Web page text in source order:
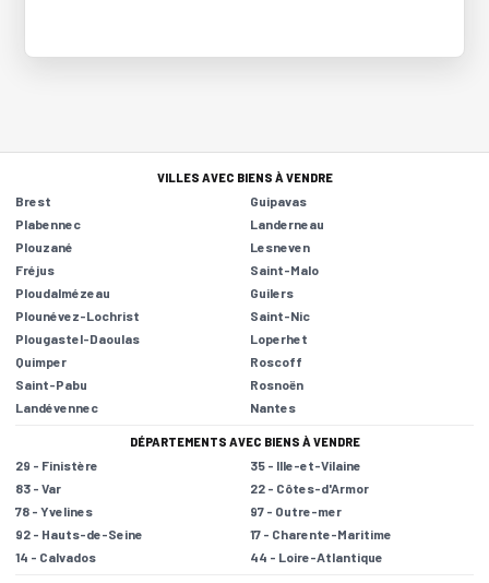
VILLES AVEC BIENS À VENDRE
Brest
Guipavas
Plabennec
Landerneau
Plouzané
Lesneven
Fréjus
Saint-Malo
Ploudalmézeau
Guilers
Plounévez-Lochrist
Saint-Nic
Plougastel-Daoulas
Loperhet
Quimper
Roscoff
Saint-Pabu
Rosnoën
Landévennec
Nantes
DÉPARTEMENTS AVEC BIENS À VENDRE
29 - Finistère
35 - Ille-et-Vilaine
83 - Var
22 - Côtes-d'Armor
78 - Yvelines
97 - Outre-mer
92 - Hauts-de-Seine
17 - Charente-Maritime
14 - Calvados
44 - Loire-Atlantique